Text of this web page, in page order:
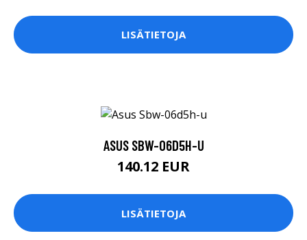
LISÄTIETOJA
ASUS SBW-06D5H-U
140.12 EUR
LISÄTIETOJA